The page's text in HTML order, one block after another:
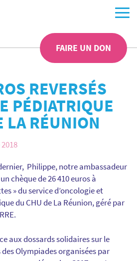
FAIRE UN DON
REVERSÉS
PÉDIATRIQUE
LA RÉUNION
Philippe, notre ambassadeur
chèque de 26 410 euros à
» du service d’oncologie et
du CHU de La Réunion, géré par
aux dossards solidaires sur le
des Olympiades organisées par